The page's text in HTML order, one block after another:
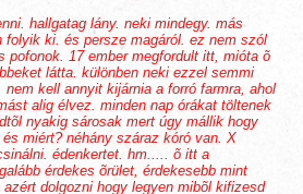
hallgatag lány. neki mindegy. más
folyik ki. és persze magáról. ez nem szól
pofonok. 17 ember megfordult itt, mióta õ
látta. különben neki ezzel semmi
kell annyit kijárnia a forró farmra, ahol
alig élvez. minden nap órákat töltenek
nyakig sárosak mert úgy mállik hogy
miért? néhány száraz kóró van. X
édenkertet. hm..... õ itt a
érdekes õrület, érdekesebb mint
dolgozni hogy legyen mibõl kifizesd